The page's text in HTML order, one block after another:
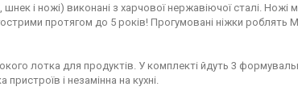
і ножі) виконані з харчової нержавіючої сталі. Ножі
протягом до 5 років! Прогумовані ніжки роблять
лотка для продуктів. У комплекті йдуть 3
і незамінна на кухні.